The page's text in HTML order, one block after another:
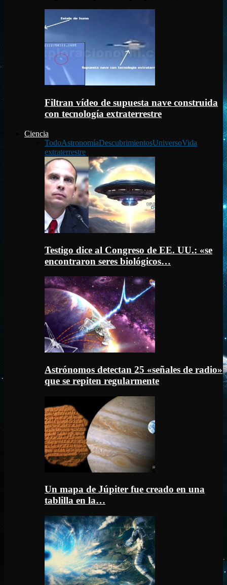
Filtran vídeo de supuesta nave construida
con tecnología extraterrestre
Ciencia
TodoAstronomíaDescubrimientosUniversoVida
extraterrestre
Testigo dice al Congreso de EE. UU.: «se
encontraron seres biológicos…
Astrónomos detectan 25 «señales de radio»
que se repiten regularmente
Un mapa de Júpiter fue creado en una
tablilla en la…